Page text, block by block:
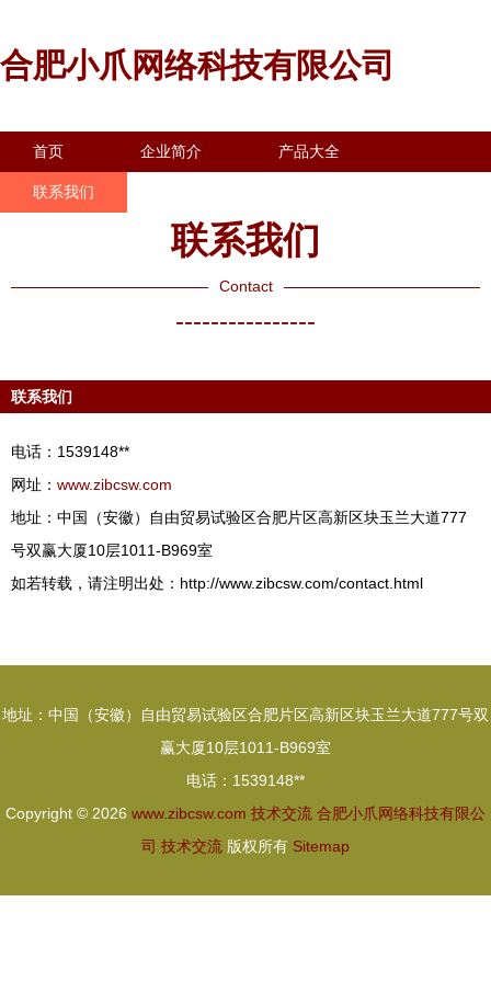
合肥小爪网络科技有限公司
首页 企业简介 产品大全
联系我们
联系我们
Contact
----------------
联系我们
电话：1539148**
网址： www.zibcsw.com
地址：中国（安徽）自由贸易试验区合肥片区高新区块玉兰大道777
号双赢大厦10层1011-B969室
如若转载，请注明出处：http://www.zibcsw.com/contact.html
地址：中国（安徽）自由贸易试验区合肥片区高新区块玉兰大道777号双
赢大厦10层1011-B969室
电话：1539148**
Copyright © 2026 www.zibcsw.com 技术交流 合肥小爪网络科技有限公
司 技术交流 版权所有 Sitemap